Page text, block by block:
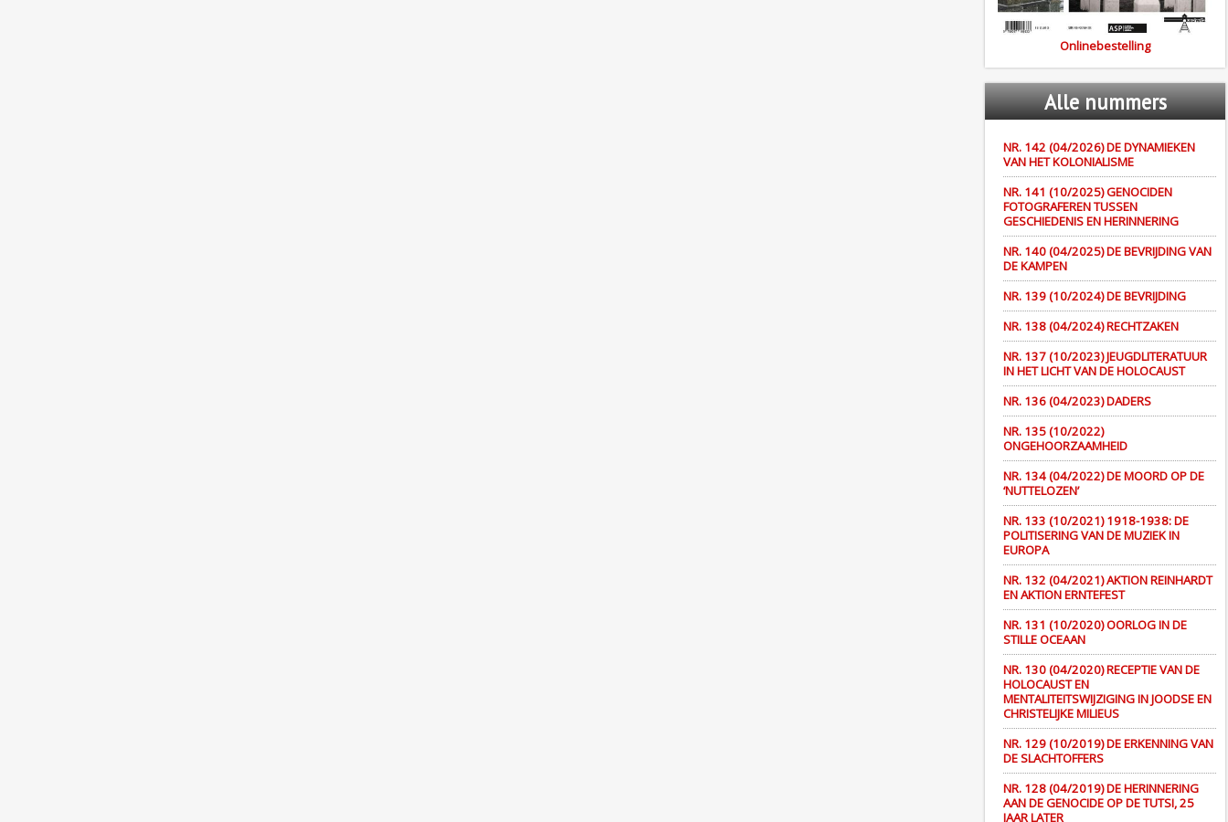
Onlinebestelling
Allenummers
NR. 142 (04/2026) DE DYNAMIEKEN
VAN HET KOLONIALISME
NR. 141 (10/2025) GENOCIDEN
FOTOGRAFEREN TUSSEN
GESCHIEDENIS EN HERINNERING
NR. 140 (04/2025) DE BEVRIJDING VAN
DE KAMPEN
NR. 139 (10/2024) DE BEVRIJDING
NR. 138 (04/2024) RECHTZAKEN
NR. 137 (10/2023) JEUGDLITERATUUR
IN HET LICHT VAN DE HOLOCAUST
NR. 136 (04/2023) DADERS
NR. 135 (10/2022)
ONGEHOORZAAMHEID
NR. 134 (04/2022) DE MOORD OP DE
‘NUTTELOZEN’
NR. 133 (10/2021) 1918-1938: DE
POLITISERING VAN DE MUZIEK IN
EUROPA
NR. 132 (04/2021) AKTION REINHARDT
EN AKTION ERNTEFEST
NR. 131 (10/2020) OORLOG IN DE
STILLE OCEAAN
NR. 130 (04/2020) RECEPTIE VAN DE
HOLOCAUST EN
MENTALITEITSWIJZIGING IN JOODSE EN
CHRISTELIJKE MILIEUS
NR. 129 (10/2019) DE ERKENNING VAN
DE SLACHTOFFERS
NR. 128 (04/2019) DE HERINNERING
AAN DE GENOCIDE OP DE TUTSI, 25
JAAR LATER